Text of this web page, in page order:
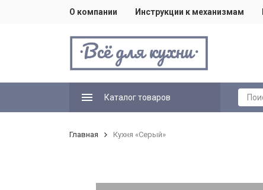
О компании Инструкции к механизмам
Каталог товаров
Главная Кухня «Серый»